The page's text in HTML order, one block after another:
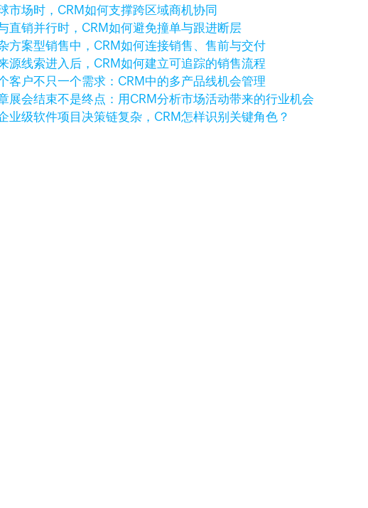
市场时，CRM如何支撑跨区域商机协同
直销并行时，CRM如何避免撞单与跟进断层
方案型销售中，CRM如何连接销售、售前与交付
源线索进入后，CRM如何建立可追踪的销售流程
客户不只一个需求：CRM中的多产品线机会管理
展会结束不是终点：用CRM分析市场活动带来的行业机会
业级软件项目决策链复杂，CRM怎样识别关键角色？